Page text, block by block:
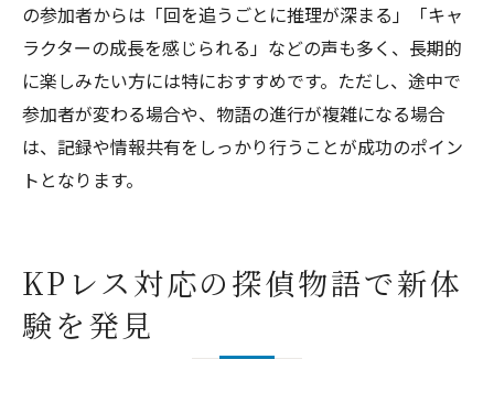
の参加者からは「回を追うごとに推理が深まる」「キャ
ラクターの成長を感じられる」などの声も多く、長期的
に楽しみたい方には特におすすめです。ただし、途中で
参加者が変わる場合や、物語の進行が複雑になる場合
は、記録や情報共有をしっかり行うことが成功のポイン
トとなります。
KPレス対応の探偵物語で新体
験を発見